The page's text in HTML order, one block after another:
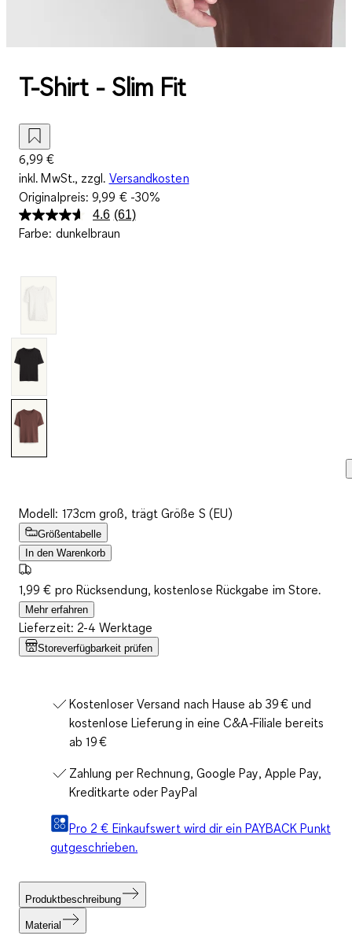
T-Shirt - Slim Fit
6,99 €
inkl. MwSt., zzgl. Versandkosten
Originalpreis:9,99 €-30%
4.6 61
Bewertungen
(61)
Farbe: dunkelbraun
Modell: 173cm groß, trägt Größe S (EU)
Größentabelle
In den Warenkorb
1,99 € pro Rücksendung, kostenlose Rückgabe im Store.
Mehr erfahren
Lieferzeit: 2-4 Werktage
Storeverfügbarkeit prüfen
Kostenloser Versand nach Hause ab 39 € und
kostenlose Lieferung in eine C&A‑Filiale bereits
ab 19 €
Zahlung per Rechnung, Google Pay, Apple Pay,
Kreditkarte oder PayPal
Pro 2 € Einkaufswert wird dir ein PAYBACK Punkt
gutgeschrieben.
Produktbeschreibung
Material